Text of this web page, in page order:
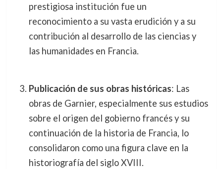
prestigiosa institución fue un
reconocimiento a su vasta erudición y a su
contribución al desarrollo de las ciencias y
las humanidades en Francia.
Publicación de sus obras históricas: Las
obras de Garnier, especialmente sus estudios
sobre el origen del gobierno francés y su
continuación de la historia de Francia, lo
consolidaron como una figura clave en la
historiografía del siglo XVIII.